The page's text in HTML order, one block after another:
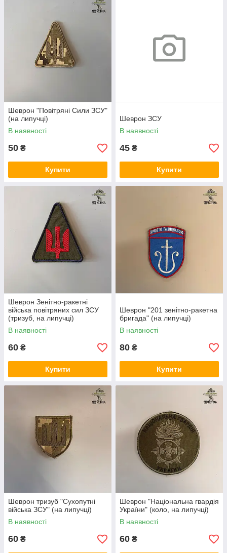
Шеврон "Повітряні Сили ЗСУ"
(на липучці)
В наявності
50 ₴
Купити
Шеврон ЗСУ
В наявності
45 ₴
Купити
Шеврон Зенітно-ракетні
війська повітряних сил ЗСУ
(тризуб, на липучці)
В наявності
60 ₴
Купити
Шеврон "201 зенітно-ракетна
бригада" (на липучці)
В наявності
80 ₴
Купити
Шеврон тризуб "Сухопутні
війська ЗСУ" (на липучці)
В наявності
60 ₴
Шеврон "Національна гвардія
України" (коло, на липучці)
В наявності
60 ₴